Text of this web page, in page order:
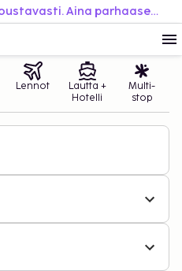
Varaa helposti. Matkusta joustavasti. Aina parhaaseen hintaan.
Lennot
Lautta +
Hotelli
Multi-
stop